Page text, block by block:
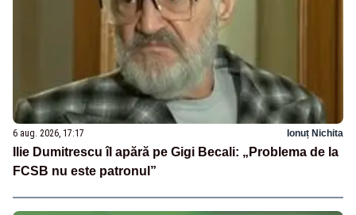
6 aug. 2026, 17:17 Ionuț Nichita
Ilie Dumitrescu îl apără pe Gigi Becali: „Problema de la
FCSB nu este patronul”